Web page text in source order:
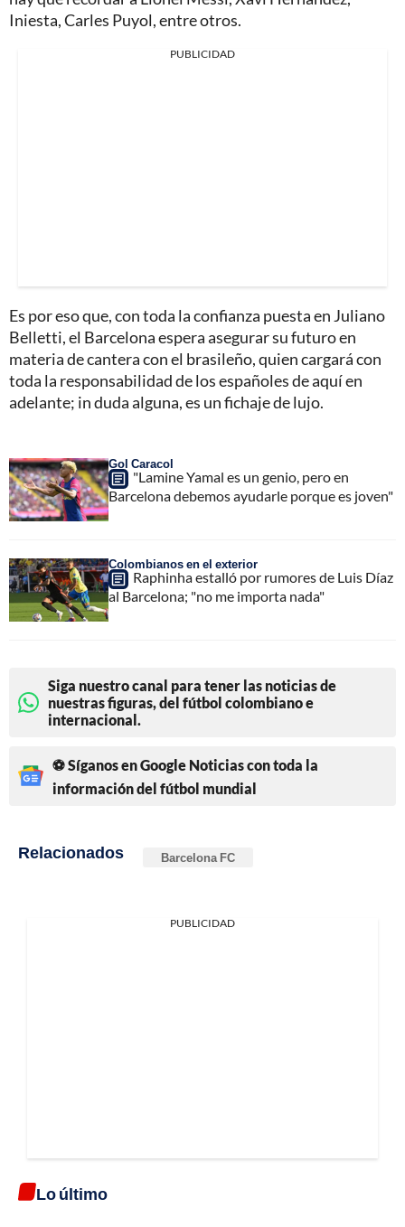
Iniesta, Carles Puyol, entre otros.
PUBLICIDAD
Es por eso que, con toda la confianza puesta en Juliano
Belletti, el Barcelona espera asegurar su futuro en
materia de cantera con el brasileño, quien cargará con
toda la responsabilidad de los españoles de aquí en
adelante; in duda alguna, es un fichaje de lujo.
Gol Caracol
"Lamine Yamal es un genio, pero en
Barcelona debemos ayudarle porque es joven"
Colombianos en el exterior
Raphinha estalló por rumores de Luis Díaz
al Barcelona; "no me importa nada"
Siga nuestro canal para tener las noticias de
nuestras figuras, del fútbol colombiano e
internacional.
⚽ Síganos en Google Noticias con toda la
información del fútbol mundial
Relacionados Barcelona FC
PUBLICIDAD
Lo último